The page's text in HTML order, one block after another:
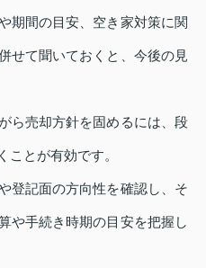
期間の目安、空き家対策に関
せて聞いておくと、今後の見
ら売却方針を固めるには、段
ことが有効です。
登記面の方向性を確認し、そ
や手続き時期の目安を把握し